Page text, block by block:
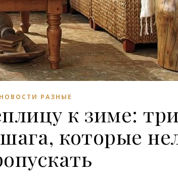
РАЗНЫЕ
к зиме: три
которые